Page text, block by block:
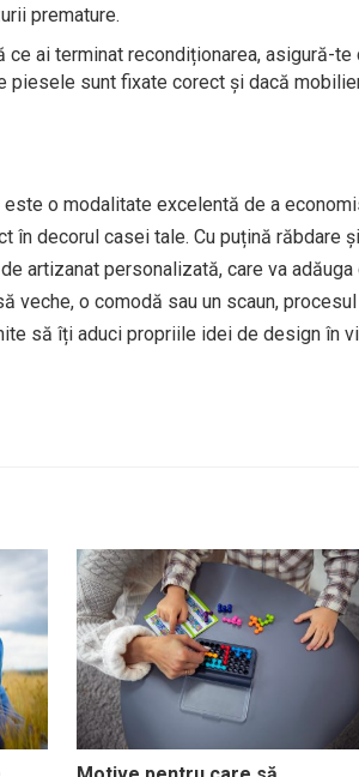
premature.
ce ai terminat recondiționarea, asigură-
piesele sunt fixate corect și dacă
o modalitate excelentă de a
în decorul casei tale. Cu puțină răbdare
artizanat personalizată, care va
veche, o comodă sau un scaun,
să îți aduci propriile idei de design în